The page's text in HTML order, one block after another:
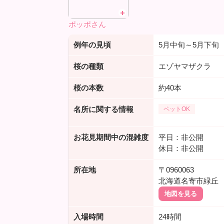
ポッポさん
例年の見頃 5月中旬～5月下旬
桜の種類 エゾヤマザクラ
桜の本数 約40本
名所に関する情報 ペットOK
お花見期間中の混雑度
平日：非公開
休日：非公開
所在地
〒0960063
北海道名寄市緑丘
地図を見る
入場時間 24時間